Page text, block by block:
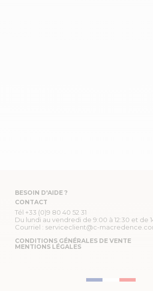
BESOIN D'AIDE ?
CONTACT
Tél +33 (0)9 80 40 52 31
Du lundi au vendredi de 9:00 à 12:30 et de
Courriel : serviceclient@c-
CONDITIONS GÉNÉRALES DE VENTE
MENTIONS LÉGALES